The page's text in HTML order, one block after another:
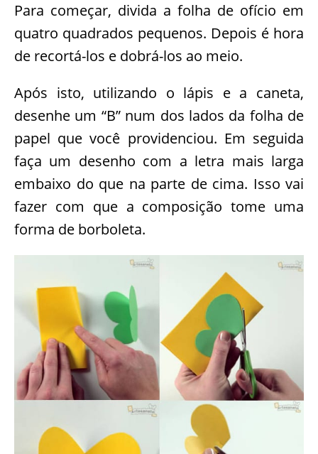
Para começar, divida a folha de ofício em
quatro quadrados pequenos. Depois é hora
de recortá-los e dobrá-los ao meio.
Após isto, utilizando o lápis e a caneta,
desenhe um “B” num dos lados da folha de
papel que você providenciou. Em seguida
faça um desenho com a letra mais larga
embaixo do que na parte de cima. Isso vai
fazer com que a composição tome uma
forma de borboleta.